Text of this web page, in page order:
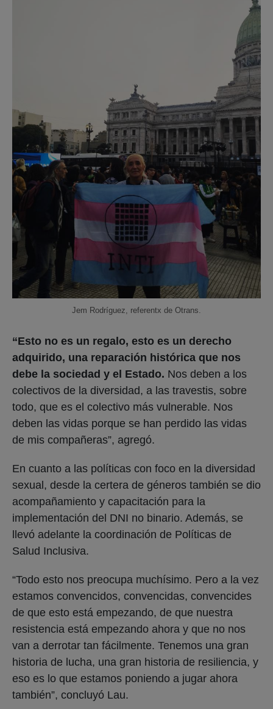
Jem Rodríguez, referentx de Otrans.
“Esto no es un regalo, esto es un derecho
adquirido, una reparación histórica que nos
debe la sociedad y el Estado. Nos deben a los
colectivos de la diversidad, a las travestis, sobre
todo, que es el colectivo más vulnerable. Nos
deben las vidas porque se han perdido las vidas
de mis compañeras”, agregó.
En cuanto a las políticas con foco en la diversidad
sexual, desde la certera de géneros también se dio
acompañamiento y capacitación para la
implementación del DNI no binario. Además, se
llevó adelante la coordinación de Políticas de
Salud Inclusiva.
“Todo esto nos preocupa muchísimo. Pero a la vez
estamos convencidos, convencidas, convencides
de que esto está empezando, de que nuestra
resistencia está empezando ahora y que no nos
van a derrotar tan fácilmente. Tenemos una gran
historia de lucha, una gran historia de resiliencia, y
eso es lo que estamos poniendo a jugar ahora
también”, concluyó Lau.